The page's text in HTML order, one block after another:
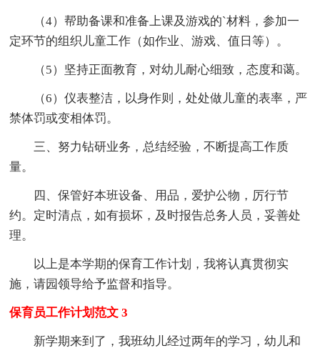
（4）帮助备课和准备上课及游戏的`材料，参加一
定环节的组织儿童工作（如作业、游戏、值日等）。
（5）坚持正面教育，对幼儿耐心细致，态度和蔼。
（6）仪表整洁，以身作则，处处做儿童的表率，严
禁体罚或变相体罚。
三、努力钻研业务，总结经验，不断提高工作质
量。
四、保管好本班设备、用品，爱护公物，厉行节
约。定时清点，如有损坏，及时报告总务人员，妥善处
理。
以上是本学期的保育工作计划，我将认真贯彻实
施，请园领导给予监督和指导。
保育员工作计划范文 3
新学期来到了，我班幼儿经过两年的学习，幼儿和